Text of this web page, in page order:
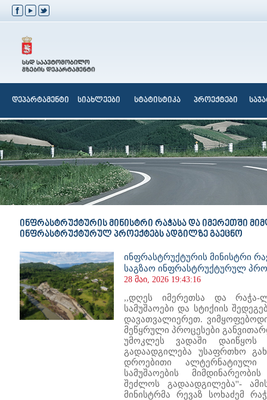
დეპარტამენტი სიახლეები სტატისტიკა პროექტები
ინფრასტრუქტურის მინისტრი რაჭასა და იმერეთში
ინფრასტრუქტურულ პროექტებს ადგილზე გაეცნო
ინფრასტრუქტურის მინისტრი
საგზაო ინფრასტრუქტურულ
28 მაი, 2026 19:43:16
,,დღეს იმერეთსა და რაჭა-
სამუშაოები და სტიქიის
დავათვალიერეთ.
მეწყრული პროცესები
უმოკლეს ვადაში დაიწყოს
გადაადგილება უსაფრთხო
დროებითი
სამუშაოების
შეძლოს გადაადგილება''-
მინისტრმა რევაზ სოხაძემ